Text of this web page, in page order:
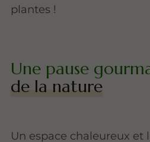
plantes !
Une pause
de la nature
Un espace chaleureux et